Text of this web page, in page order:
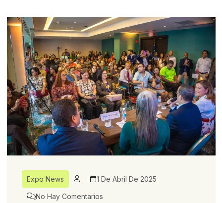
Expo News 1 De Abril De 2025
No Hay Comentarios